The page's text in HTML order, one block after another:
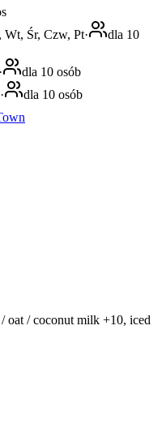
Wt, Śr, Czw, Pt·
dla 10
·
dla 10 osób
·
dla 10 osób
oat / coconut milk +10, iced